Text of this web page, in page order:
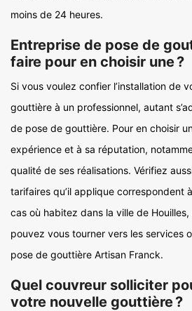
moins de 24 heures.
Entreprise de pose de
faire pour en choisir une ?
Si vous voulez confier l’installation de
gouttière à un professionnel, autant
de pose de gouttière. Pour en choisir
expérience et à sa réputation,
qualité de ses réalisations. Vérifiez
tarifaires qu’il applique correspondent
cas où habitez dans la ville de
pouvez vous tourner vers les services
pose de gouttière Artisan Franck.
Quel couvreur solliciter
votre nouvelle gouttière ?